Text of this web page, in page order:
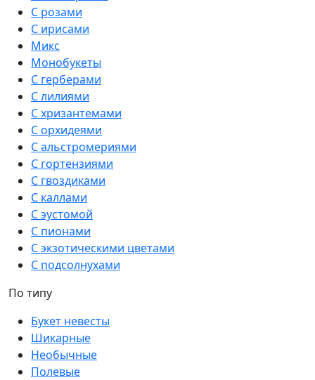
С розами
С ирисами
Микс
Монобукеты
С герберами
С лилиями
С хризантемами
С орхидеями
С альстромериями
С гортензиями
С гвоздиками
С каллами
С эустомой
С пионами
С экзотическими цветами
С подсолнухами
По типу
Букет невесты
Шикарные
Необычные
Полевые